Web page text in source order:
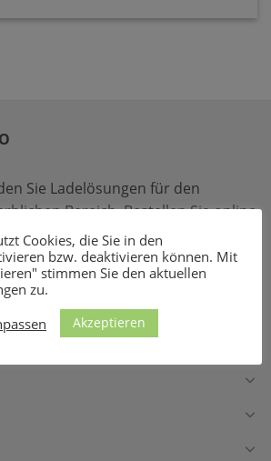
Sie Ladelösungen für den
Bereich. Bestellen Sie online
zahlreichen Partner – mit dem
sind Sie für jede Situation
Cookies, die Sie in den
bzw. deaktivieren können. Mit
stimmen Sie den aktuellen
zu.
Akzeptieren